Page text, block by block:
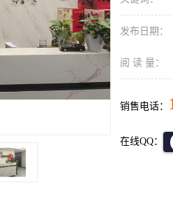
发布日期：
阅 读 量：
销售电话：
在线QQ：